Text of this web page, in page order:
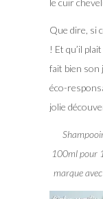
le cuir
Que dire, si
! Et qu’il
fait bien son
éco-
jolie
100ml pour
marque